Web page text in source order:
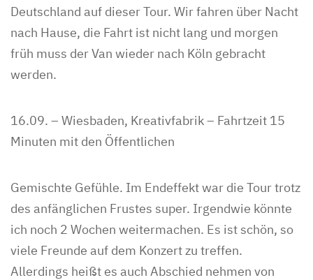
Deutschland auf dieser Tour. Wir fahren über Nacht
nach Hause, die Fahrt ist nicht lang und morgen
früh muss der Van wieder nach Köln gebracht
werden.
16.09. – Wiesbaden, Kreativfabrik – Fahrtzeit 15
Minuten mit den Öffentlichen
Gemischte Gefühle. Im Endeffekt war die Tour trotz
des anfänglichen Frustes super. Irgendwie könnte
ich noch 2 Wochen weitermachen. Es ist schön, so
viele Freunde auf dem Konzert zu treffen.
Allerdings heißt es auch Abschied nehmen von